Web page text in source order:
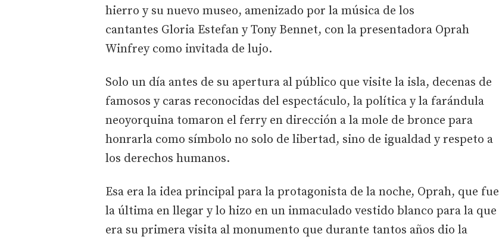
hierro y su nuevo museo, amenizado por la música de los
cantantes Gloria Estefan y Tony Bennet, con la presentadora Oprah
Winfrey como invitada de lujo.
Solo un día antes de su apertura al público que visite la isla, decenas de
famosos y caras reconocidas del espectáculo, la política y la farándula
neoyorquina tomaron el ferry en dirección a la mole de bronce para
honrarla como símbolo no solo de libertad, sino de igualdad y respeto a
los derechos humanos.
Esa era la idea principal para la protagonista de la noche, Oprah, que fue
la última en llegar y lo hizo en un inmaculado vestido blanco para la que
era su primera visita al monumento que durante tantos años dio la